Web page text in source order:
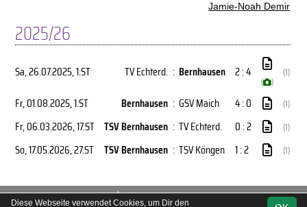
Jamie-Noah Demir
2025/26
Sa, 26.07.2025, 1.ST TV Echterd. : Bernhausen 2 : 4
( )
(1)
Fr, 01.08.2025, 1.ST Bernhausen : GSV Maich 4 : 0 (1)
Fr, 06.03.2026, 17.ST TSV Bernhausen : TV Echterd. 0 : 2 (1)
So, 17.05.2026, 27.ST TSV Bernhausen : TSV Köngen 1 : 2 (1)
soccero.de
Diese Webseite verwendet Cookies, um Dir den